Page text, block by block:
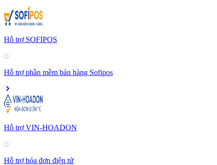
Hỗ trợ SOFIPOS
Hỗ trợ phần mềm bán hàng Sofipos
Hỗ trợ VIN-HOADON
Hỗ trợ hóa đơn điện tử